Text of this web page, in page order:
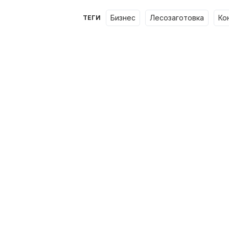
ТЕГИ бизнес лесозаготовка